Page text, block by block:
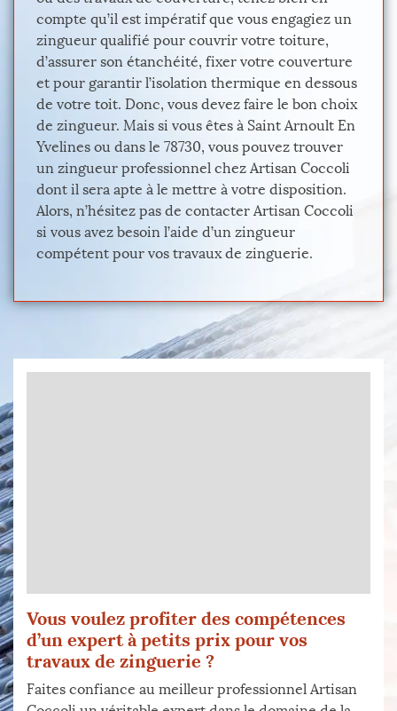
compte qu’il est impératif que vous engagiez un
zingueur qualifié pour couvrir votre toiture,
d’assurer son étanchéité, fixer votre couverture
et pour garantir l’isolation thermique en dessous
de votre toit. Donc, vous devez faire le bon choix
de zingueur. Mais si vous êtes à Saint Arnoult En
Yvelines ou dans le 78730, vous pouvez trouver
un zingueur professionnel chez Artisan Coccoli
dont il sera apte à le mettre à votre disposition.
Alors, n’hésitez pas de contacter Artisan Coccoli
si vous avez besoin l’aide d’un zingueur
compétent pour vos travaux de zinguerie.
Vous voulez profiter des compétences
d’un expert à petits prix pour vos
travaux de zinguerie ?
Faites confiance au meilleur professionnel Artisan